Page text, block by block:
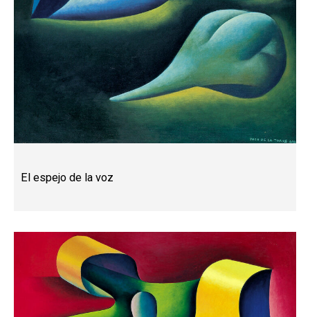
El espejo de la voz